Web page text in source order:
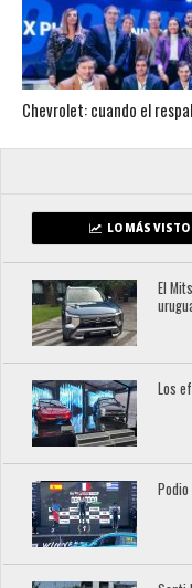
Chevrolet: cuando el
LO MÁS VISTO
El
Los